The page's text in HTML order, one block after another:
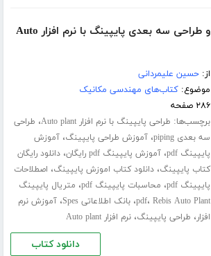
دانلود کتاب آموزش و طراحی سه بعدی پایپینگ با نرم افزار Auto
از:حسین علیمردانی
موضوع:کتاب‌های مهندسی مکانیک
۲۸۶ صفحه
برچسب‌ها: طراحی پایپینگ با نرم افزار Auto plant ، طراحی
سه بعدی piping
،آموزش طراحی پایپینگ،آموزش
پایپینگ pdf
،آموزش پایپینگ pdf رایگان ،دانلود رایگان
کتاب پایپینگ،دانلود کتاب اموزش پایپینگ، اصطلاحات
پایپینگ pdf
، محاسبات پایپینگ pdf ، متریال پایپینگ
pdf، Rebis Auto Plant ،بانک اطلاعاتی Spes ،آموزش نرم
افزار، طراحی پایپینگ،نرم افزار Auto plant
دانلود کتاب